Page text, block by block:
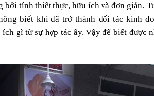
bởi tính thiết thực, hữu ích và đơn giản.
biết khi đã trở thành đối tác kinh
gì từ sự hợp tác ấy. Vậy để biết được